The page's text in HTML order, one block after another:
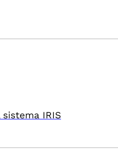
IRIS